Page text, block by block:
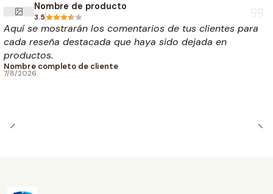
Nombre de producto
3.5
Aquí se mostrarán los comentarios de tus clientes para
cada reseña destacada que haya sido dejada en
productos.
Nombre completo de cliente
7/8/2026